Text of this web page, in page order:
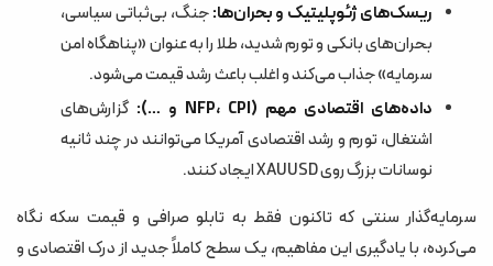
ریسک‌های ژئوپلیتیک و بحران‌ها:جنگ، بی‌ثباتی سیاسی،
بحران‌های بانکی و تورم شدید، طلا را به عنوان «پناهگاه امن
سرمایه» جذاب می‌کند و اغلب باعث رشد قیمت می‌شود.
داده‌های اقتصادی مهم (NFP، CPI و …):
گزارش‌های
اشتغال، تورم و رشد اقتصادی آمریکا می‌توانند در چند ثانیه
نوسانات بزرگ روی XAUUSD ایجاد کنند.
سرمایه‌گذار سنتی که تاکنون فقط به تابلو صرافی و قیمت سکه نگاه
می‌کرده، با یادگیری این مفاهیم، یک سطح کاملاً جدید از درک اقتصادی و